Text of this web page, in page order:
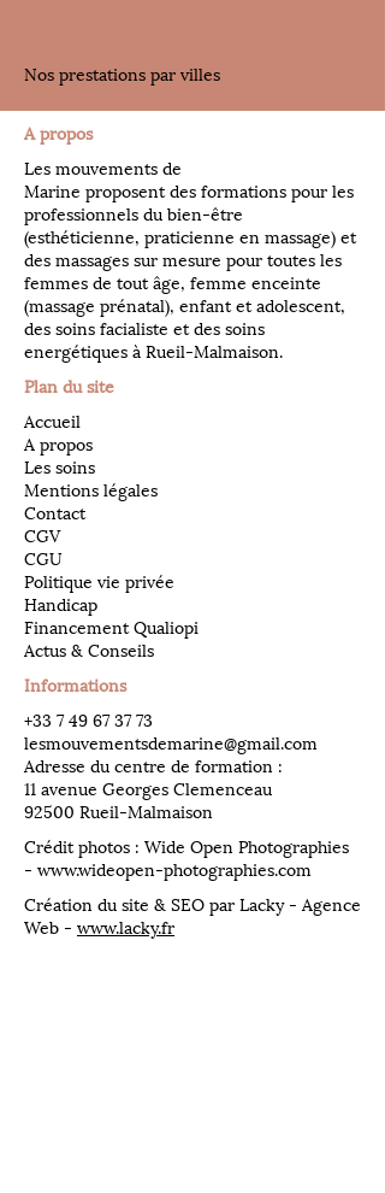
Nos prestations par villes
A propos
Les mouvements de
Marine proposent des formations pour les
professionnels du bien-être
(esthéticienne, praticienne en massage) et
des massages sur mesure pour toutes les
femmes de tout âge, femme enceinte
(massage prénatal), enfant et adolescent,
des soins facialiste et des soins
energétiques à Rueil-Malmaison.
Plan du site
Accueil
A propos
Les soins
Mentions légales
Contact
CGV
CGU
Politique vie privée
Handicap
Financement Qualiopi
Actus & Conseils
Informations
​+33 7 49 67 37 73
lesmouvementsdemarine@gmail.com
Adresse du centre de formation :
11 avenue Georges Clemenceau
92500 Rueil-Malmaison
Crédit photos : Wide Open Photographies
- www.wideopen-photographies.com
Création du site & SEO par Lacky - Agence
Web - www.lacky.fr